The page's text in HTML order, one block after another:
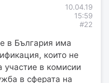
10.04.19
15:59
#22
в България има
които не
участие в комисии
в сферата на